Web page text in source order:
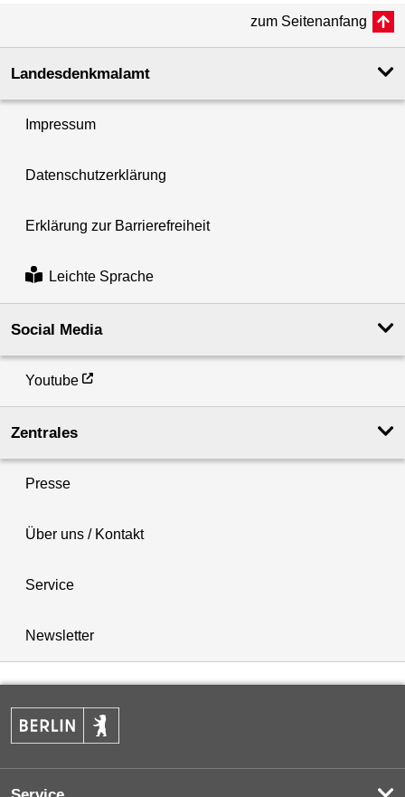
zum Seitenanfang
Landesdenkmal­amt
Impressum
Datenschutzerklärung
Erklärung zur Barrierefreiheit
Leichte Sprache
Social Media
Youtube
Zentrales
Presse
Über uns / Kontakt
Service
Newsletter